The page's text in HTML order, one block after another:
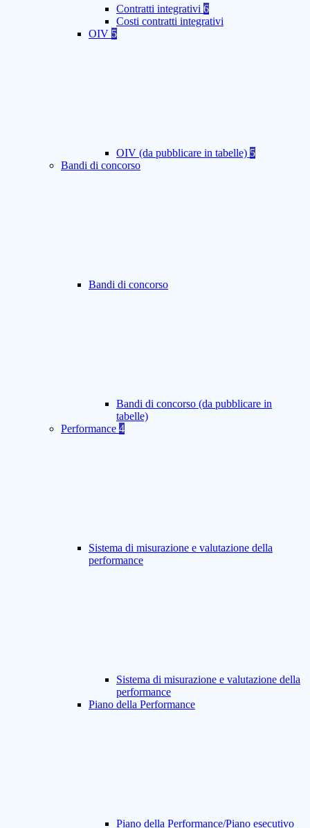
Contratti integrativi 6
Costi contratti integrativi
OIV 5
OIV (da pubblicare in tabelle) 5
Bandi di concorso
Bandi di concorso
Bandi di concorso (da pubblicare in
tabelle)
Performance 4
Sistema di misurazione e valutazione della
performance
Sistema di misurazione e valutazione della
performance
Piano della Performance
Piano della Performance/Piano esecutivo